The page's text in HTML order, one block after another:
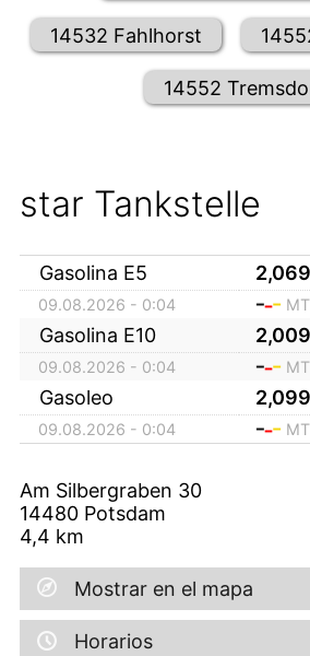
14532 Fahlhorst
14552
star Tankstelle
Gasolina E5 2,069
09.08.2026 - 0:04
Gasolina E10 2,009
09.08.2026 - 0:04
Gasoleo 2,099
09.08.2026 - 0:04
Am Silbergraben 30
14480 Potsdam
4,4 km
Mostrar en el mapa
Horarios